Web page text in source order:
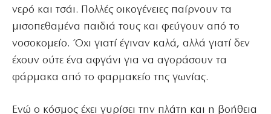
νερό και τσάι. Πολλές οικογένειες παίρνουν τα
μισοπεθαμένα παιδιά τους και φεύγουν από το
νοσοκομείο. Όχι γιατί έγιναν καλά, αλλά γιατί δεν
έχουν ούτε ένα αφγάνι για να αγοράσουν τα
φάρμακα από το φαρμακείο της γωνίας.
Ενώ ο κόσμος έχει γυρίσει την πλάτη και η βοήθεια